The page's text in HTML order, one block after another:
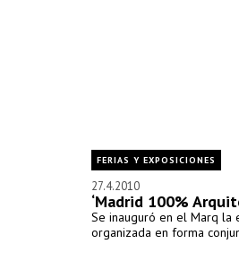
FERIAS Y EXPOSICIONES
27.4.2010
‘Madrid 100%
Se inauguró en el Marq la
organizada en forma